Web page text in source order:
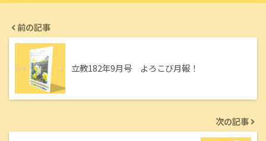
前の記事
立教182年9月号 よろこび月報！
次の記事